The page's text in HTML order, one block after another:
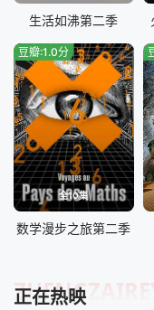
生活如沸第二季
全10集
豆瓣:1.0分
数学漫步之旅第二季
正在热映